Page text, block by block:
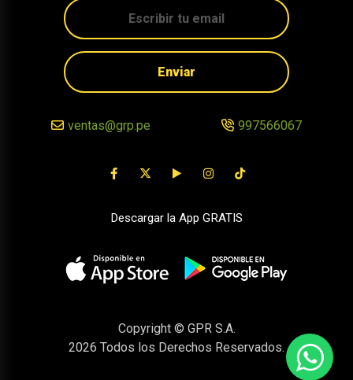
Enviar
ventas@grp.pe 997566067
Descargar la App GRATIS
Copyright © GPR S.A.
2026 Todos los Derechos Reservados.